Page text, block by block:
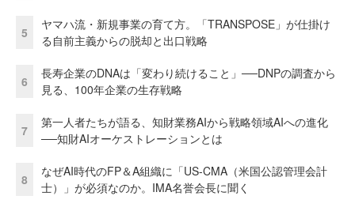
5
ヤマハ流・新規事業の育て方。「TRANSPOSE」が仕掛け
る自前主義からの脱却と出口戦略
6
長寿企業のDNAは「変わり続けること」──DNPの調査から
見る、100年企業の生存戦略
7
第一人者たちが語る、知財業務AIから戦略領域AIへの進化
──知財AIオーケストレーションとは
8
なぜAI時代のFP＆A組織に「US-CMA（米国公認管理会計
士）」が必須なのか。IMA名誉会長に聞く